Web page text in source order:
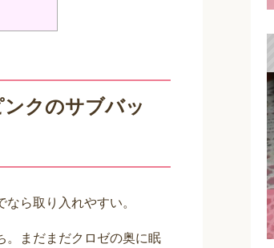
クのサブバッ
なら取り入れやすい。
。まだまだクロゼの奥に眠